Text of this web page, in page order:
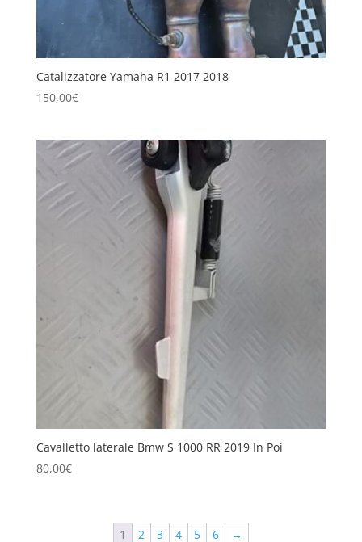
Catalizzatore Yamaha R1 2017 2018
150,00€
Cavalletto laterale Bmw S 1000 RR 2019 In Poi
80,00€
1 2 3 4 5 6 →